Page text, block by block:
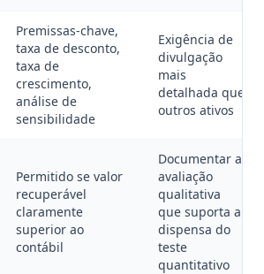
Premissas-chave,
taxa de desconto,
taxa de
crescimento,
análise de
sensibilidade
Exigência de
divulgação
mais
detalhada que
outros ativos
Permitido se valor
recuperável
claramente
superior ao
contábil
Documentar a
avaliação
qualitativa
que suporta a
dispensa do
teste
quantitativo